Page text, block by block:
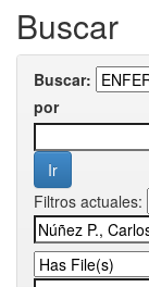
Buscar
Buscar:
por
Filtros actuales: